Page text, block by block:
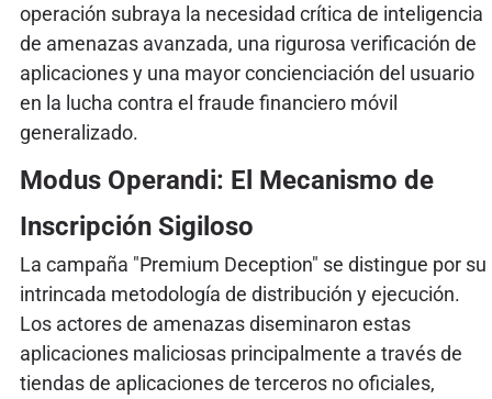
operación subraya la necesidad crítica de inteligencia
de amenazas avanzada, una rigurosa verificación de
aplicaciones y una mayor concienciación del usuario
en la lucha contra el fraude financiero móvil
generalizado.
Modus Operandi: El Mecanismo de
Inscripción Sigiloso
La campaña "Premium Deception" se distingue por su
intrincada metodología de distribución y ejecución.
Los actores de amenazas diseminaron estas
aplicaciones maliciosas principalmente a través de
tiendas de aplicaciones de terceros no oficiales,